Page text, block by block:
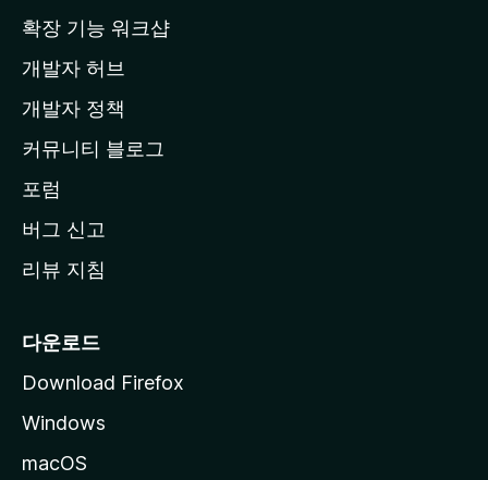
페
이
지
이
동
확장 기능 워크샵
개발자 허브
개발자 정책
커뮤니티 블로그
포럼
버그 신고
리뷰 지침
다운로드
Download Firefox
Windows
macOS